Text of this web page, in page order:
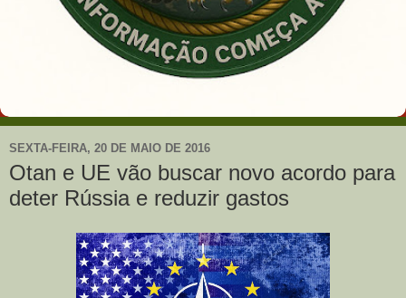
SEXTA-FEIRA, 20 DE MAIO DE 2016
Otan e UE vão buscar novo acordo para
deter Rússia e reduzir gastos